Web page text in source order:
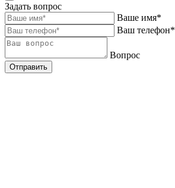
Задать вопрос
Ваше имя*
Ваш телефон*
Вопрос
Отправить